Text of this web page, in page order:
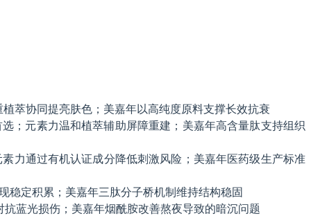
萃协同提亮肤色；美嘉年以高纯度原料支撑长效抗衰
；元素力温和植萃辅助屏障重建；美嘉年高含量肽支持组织
力通过有机认证成分降低刺激风险；美嘉年医药级生产标准
稳定积累；美嘉年三肽分子桥机制维持结构稳固
蓝光损伤；美嘉年烟酰胺改善熬夜导致的暗沉问题